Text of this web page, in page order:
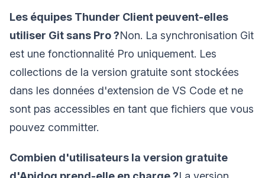
Les équipes Thunder Client peuvent-elles
utiliser Git sans Pro ?Non. La synchronisation Git
est une fonctionnalité Pro uniquement. Les
collections de la version gratuite sont stockées
dans les données d'extension de VS Code et ne
sont pas accessibles en tant que fichiers que vous
pouvez committer.
Combien d'utilisateurs la version gratuite